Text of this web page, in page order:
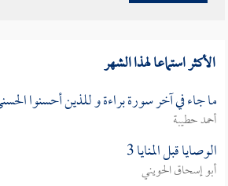
الأكثر استماعا لهذا الشهر
ما جاء في آخر سورة براءة و للذين أحسنوا
أحمد حطيبة
الوصايا قبل المنايا 3
أبو إسحاق الحويني